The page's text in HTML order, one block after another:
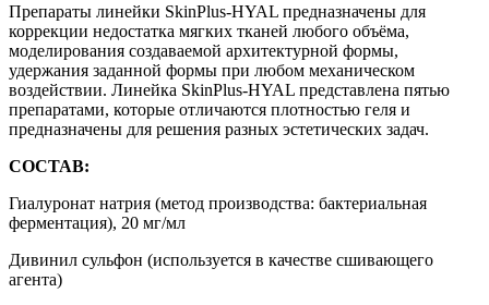
Препараты линейки SkinPlus-HYAL предназначены для
коррекции недостатка мягких тканей любого объёма,
моделирования создаваемой архитектурной формы,
удержания заданной формы при любом механическом
воздействии. Линейка SkinPlus-HYAL представлена пятью
препаратами, которые отличаются плотностью геля и
предназначены для решения разных эстетических задач.
СОСТАВ:
Гиалуронат натрия (метод производства: бактериальная
ферментация), 20 мг/мл
Дивинил сульфон (используется в качестве сшивающего
агента)